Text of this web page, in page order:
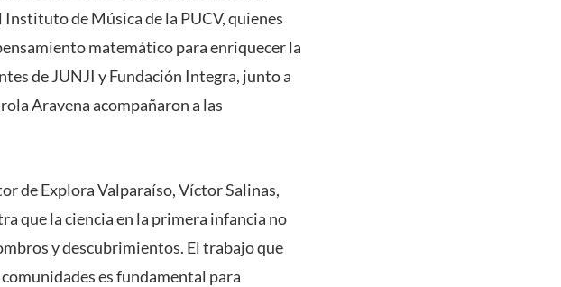
de Música de la PUCV, quienes
matemático para enriquecer la
de JUNJI y Fundación Integra, junto a
Aravena acompañaron a las
de Explora Valparaíso, Víctor Salinas,
que la ciencia en la primera infancia no
y descubrimientos. El trabajo que
es fundamental para